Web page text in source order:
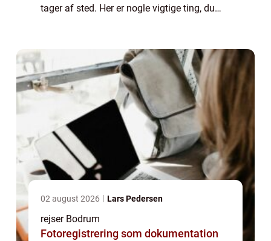
tager af sted. Her er nogle vigtige ting, du
02 august 2026 Lars Pedersen
rejser Bodrum
Fotoregistrering som dokumentation